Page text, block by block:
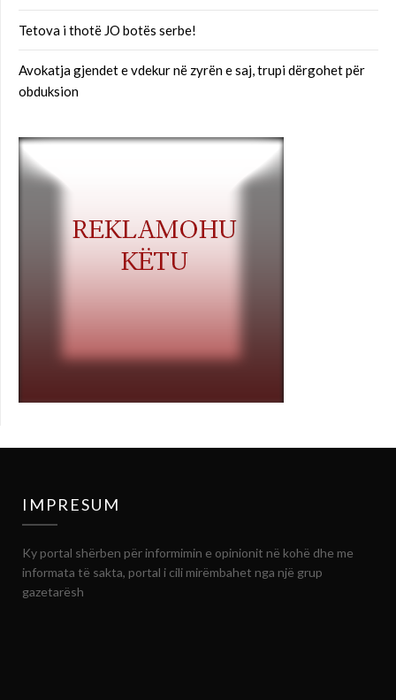
Tetova i thotë JO botës serbe!
Avokatja gjendet e vdekur në zyrën e saj, trupi dërgohet për
obduksion
IMPRESUM
Ky portal shërben për informimin e opinionit në kohë dhe me
informata të sakta, portal i cili mirëmbahet nga një grup
gazetarësh